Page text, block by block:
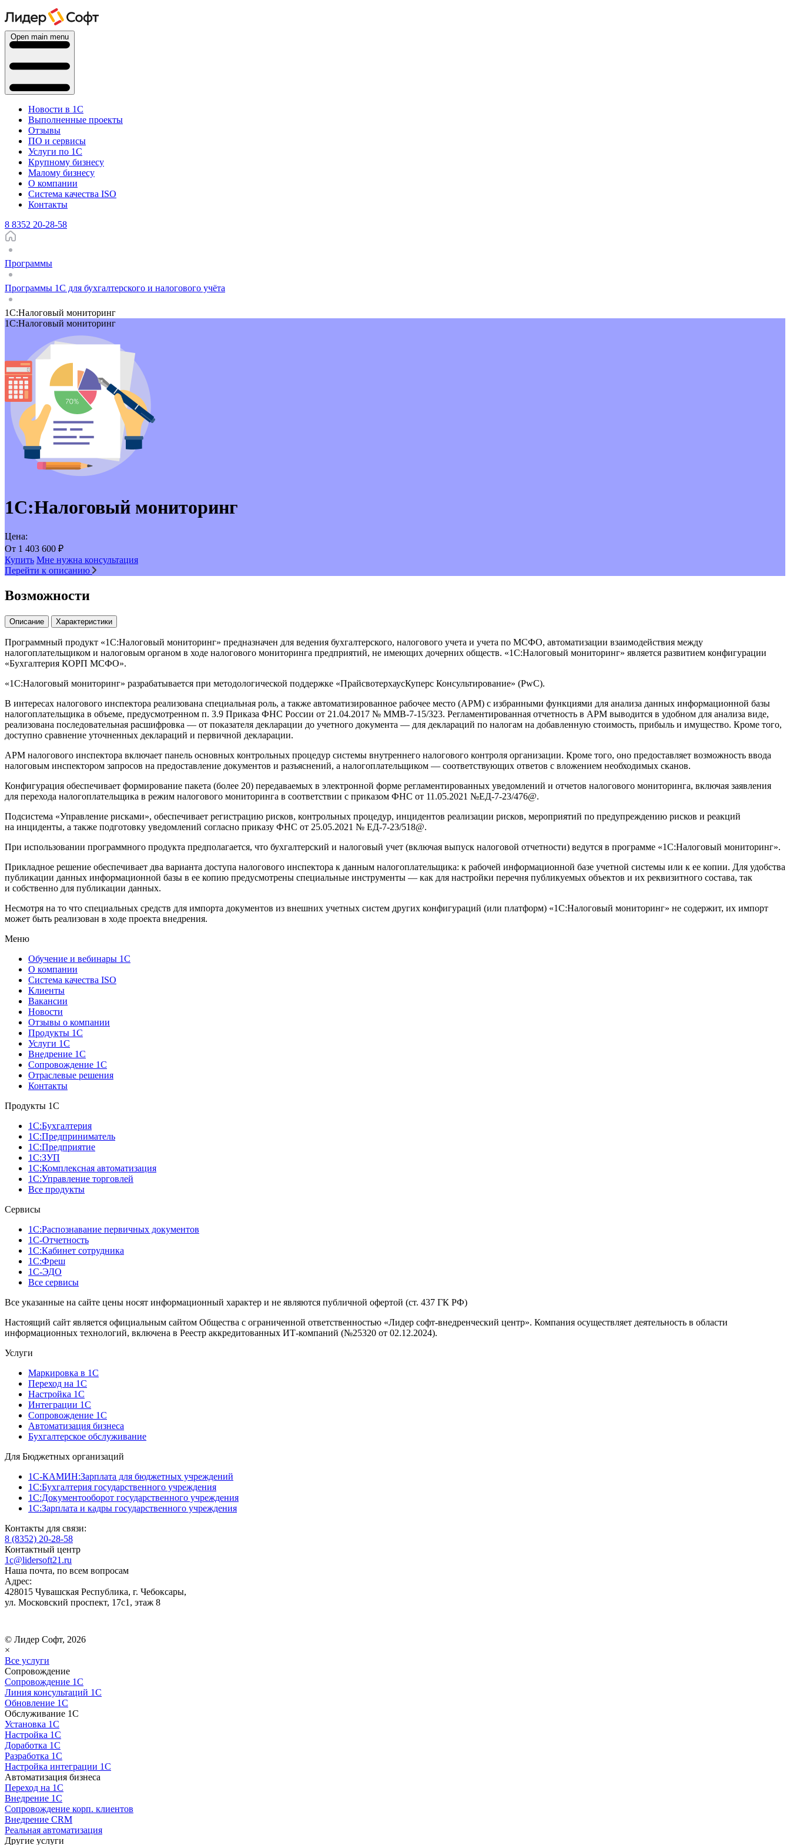
Open main menu
Новости в 1С
Выполненные проекты
Отзывы
ПО и сервисы
Услуги по 1С
Крупному бизнесу
Малому бизнесу
О компании
Система качества ISO
Контакты
8 8352 20-28-58
Программы
Программы 1С для бухгалтерского и налогового учёта
1С:Налоговый мониторинг
1С:Налоговый мониторинг
1С:Налоговый мониторинг
Цена:
От 1 403 600 ₽
Купить Мне нужна консультация
Перейти к описанию
Возможности
Описание Характеристики
Программный продукт «1С:Налоговый мониторинг» предназначен для ведения бухгалтерского, налогового учета и учета по МСФО, автоматизации взаимодействия между
налогоплательщиком и налоговым органом в ходе налогового мониторинга предприятий, не имеющих дочерних обществ. «1С:Налоговый мониторинг» является развитием конфигурации
«Бухгалтерия КОРП МСФО».
«1С:Налоговый мониторинг» разрабатывается при методологической поддержке «ПрайсвотерхаусКуперс Консультированиe» (PwC).
В интересах налогового инспектора реализована специальная роль, а также автоматизированное рабочее место (АРМ) с избранными функциями для анализа данных информационной базы
налогоплательщика в объеме, предусмотренном п. 3.9 Приказа ФНС России от 21.04.2017 № ММВ-7-15/323. Регламентированная отчетность в АРМ выводится в удобном для анализа виде,
реализована последовательная расшифровка — от показателя декларации до учетного документа — для деклараций по налогам на добавленную стоимость, прибыль и имущество. Кроме того,
доступно сравнение уточненных деклараций и первичной декларации.
АРМ налогового инспектора включает панель основных контрольных процедур системы внутреннего налогового контроля организации. Кроме того, оно предоставляет возможность ввода
налоговым инспектором запросов на предоставление документов и разъяснений, а налогоплательщиком — соответствующих ответов с вложением необходимых сканов.
Конфигурация обеспечивает формирование пакета (более 20) передаваемых в электронной форме регламентированных уведомлений и отчетов налогового мониторинга, включая заявления
для перехода налогоплательщика в режим налогового мониторинга в соответствии с приказом ФНС от 11.05.2021 №ЕД-7-23/476@.
Подсистема «Управление рисками», обеспечивает регистрацию рисков, контрольных процедур, инцидентов реализации рисков, мероприятий по предупреждению рисков и реакций
на инциденты, а также подготовку уведомлений согласно приказу ФНС от 25.05.2021 № ЕД-7-23/518@.
При использовании программного продукта предполагается, что бухгалтерский и налоговый учет (включая выпуск налоговой отчетности) ведутся в программе «1С:Налоговый мониторинг».
Прикладное решение обеспечивает два варианта доступа налогового инспектора к данным налогоплательщика: к рабочей информационной базе учетной системы или к ее копии. Для удобства
публикации данных информационной базы в ее копию предусмотрены специальные инструменты — как для настройки перечня публикуемых объектов и их реквизитного состава, так
и собственно для публикации данных.
Несмотря на то что специальных средств для импорта документов из внешних учетных систем других конфигураций (или платформ) «1С:Налоговый мониторинг» не содержит, их импорт
может быть реализован в ходе проекта внедрения.
Меню
Обучение и вебинары 1С
О компании
Система качества ISO
Клиенты
Вакансии
Новости
Отзывы о компании
Продукты 1С
Услуги 1С
Внедрение 1С
Сопровождение 1С
Отраслевые решения
Контакты
Продукты 1C
1С:Бухгалтерия
1С:Предприниматель
1С:Предприятие
1С:ЗУП
1С:Комплексная автоматизация
1С:Управление торговлей
Все продукты
Сервисы
1С:Распознавание первичных документов
1С-Отчетность
1С:Кабинет сотрудника
1С:Фреш
1С-ЭДО
Все сервисы
Все указанные на сайте цены носят информационный характер и не являются публичной офертой (ст. 437 ГК РФ)
Настоящий сайт является официальным сайтом Общества с ограниченной ответственностью «Лидер софт-внедренческий центр». Компания осуществляет деятельность в области
информационных технологий, включена в Реестр аккредитованных ИТ-компаний (№25320 от 02.12.2024).
Услуги
Маркировка в 1С
Переход на 1С
Настройка 1С
Интеграции 1С
Сопровождение 1С
Автоматизация бизнеса
Бухгалтерское обслуживание
Для Бюджетных организаций
1С-КАМИН:Зарплата для бюджетных учреждений
1С:Бухгалтерия государственного учреждения
1С:Документооборот государственного учреждения
1С:Зарплата и кадры государственного учреждения
Контакты для связи:
8 (8352) 20-28-58
Контактный центр
1c@lidersoft21.ru
Наша почта, по всем вопросам
Адрес:
428015 Чувашская Республика, г. Чебоксары,
ул. Московский проспект, 17с1, этаж 8
© Лидер Софт, 2026
×
Все услуги
Сопровождение
Сопровождение 1С
Линия консультаций 1С
Обновление 1С
Обслуживание 1С
Установка 1С
Настройка 1С
Доработка 1С
Разработка 1С
Настройка интеграции 1С
Автоматизация бизнеса
Переход на 1С
Внедрение 1С
Сопровождение корп. клиентов
Внедрение CRM
Реальная автоматизация
Другие услуги